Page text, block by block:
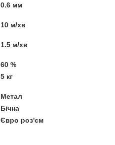
0.6 мм
10 м/хв
1.5 м/хв
60 %
5 кг
Метал
Бічна
Євро роз'єм